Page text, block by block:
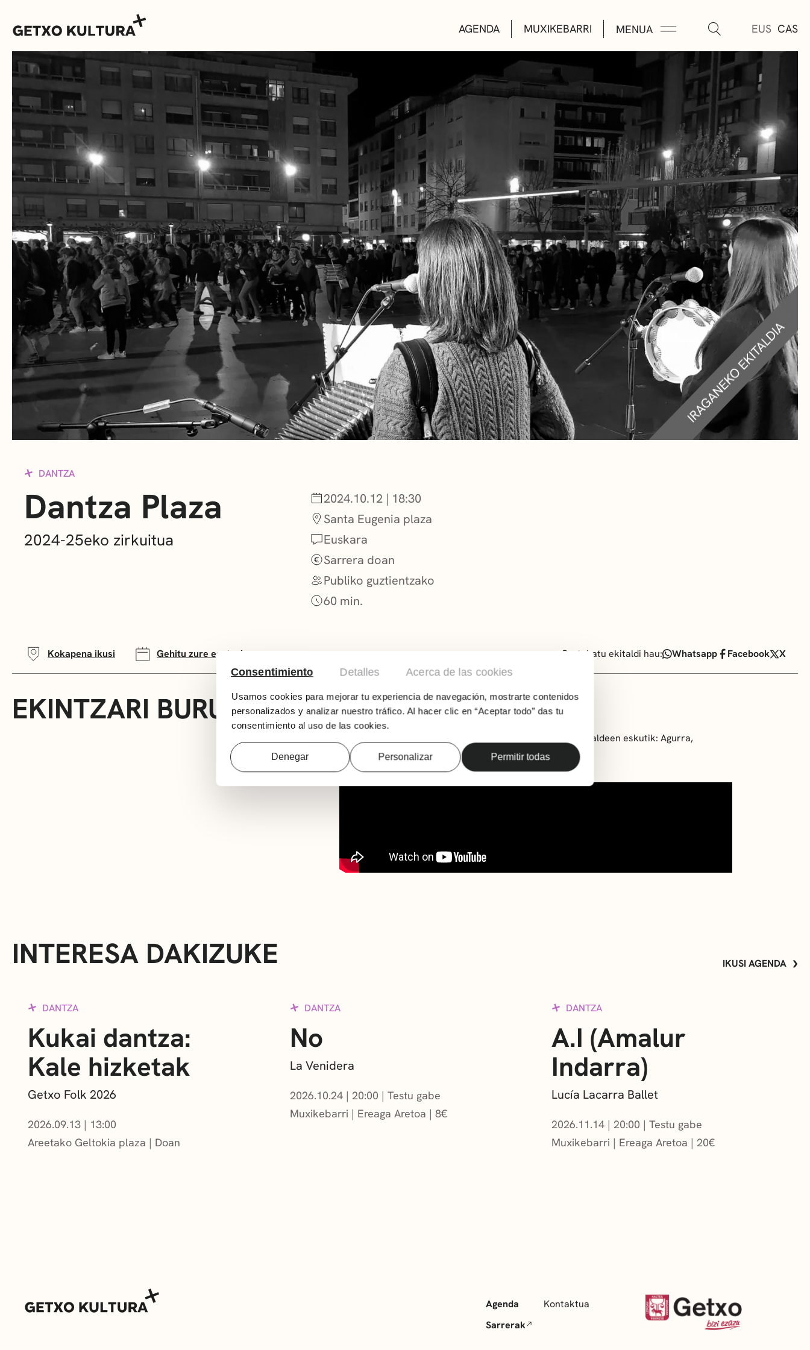
Consentimiento Detalles Acerca de las cookies
Usamos cookies para mejorar tu experiencia de navegación, mostrarte contenidos
personalizados y analizar nuestro tráfico. Al hacer clic en “Aceptar todo” das tu
consentimiento al uso de las cookies.
Denegar Personalizar Permitir todas
AGENDA MUXIKEBARRI MENUA EUS CAS
AGENDA
MUXIKEBARRI
KONTAKTUA
SARRERAK
KULTUR ETXEAK
LIBURUTEGIAK
MUSIKA ESKOLA
DEIALDIAK
BERRIAK
GETXO KULTURA
KULTUR ELKARTEAK
DANTZA
Dantza Plaza
2024-25eko zirkuitua
2024.10.12 | 18:30
Santa Eugenia plaza
Euskara
Sarrera doan
Publiko guztientzako
60 min.
Kokapena ikusi Gehitu zure egutegira Partekatu ekitaldi hau: Whatsapp Facebook X
EKINTZARI BURUZ
Herri-erromeria eta parte-hartze irekia. Getxoko dantzataldeen eskutik: Agurra,
Berantzagi, Itxartu, Itxas Argia eta Zasi Eskola.
INTERESA DAKIZUKE IKUSI AGENDA
DANTZA
Kukai dantza:
Kale hizketak
Getxo Folk 2026
2026.09.13 | 13:00
Areetako Geltokia plaza
Doan
DANTZA
No
La Venidera
2026.10.24| 20:00
Testu gabe
Muxikebarri | Ereaga Aretoa 8€
DANTZA
A.I (Amalur
Indarra)
Lucía Lacarra Ballet
2026.11.14 | 20:00
Testu gabe
Muxikebarri | Ereaga Aretoa 20€
Agenda
Sarrerak
Kontaktua